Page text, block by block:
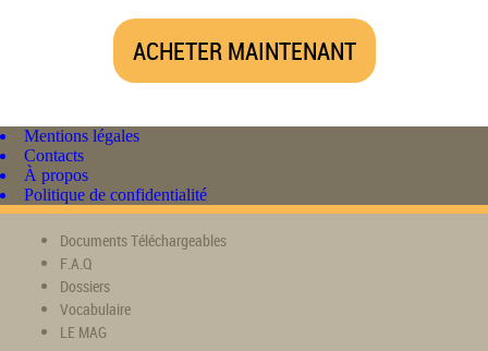
ACHETER MAINTENANT
Mentions légales
Contacts
À propos
Politique de confidentialité
Documents Téléchargeables
F.A.Q
Dossiers
Vocabulaire
LE MAG